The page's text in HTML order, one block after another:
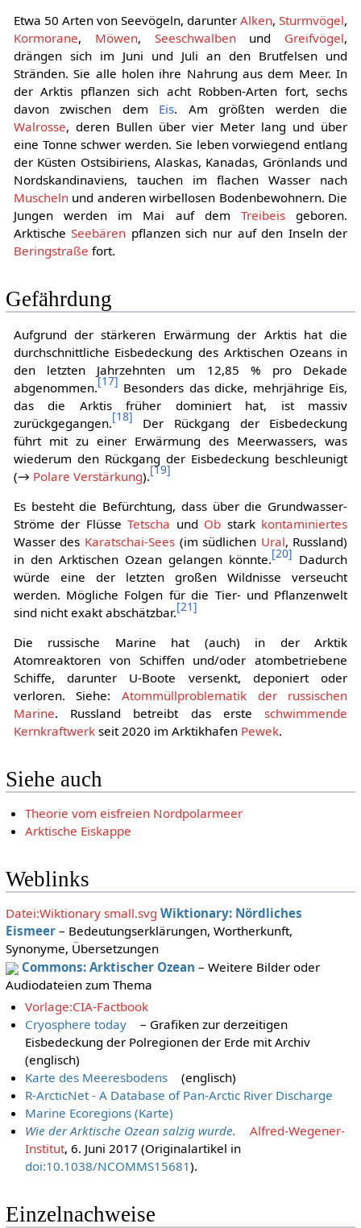
Etwa 50 Arten von Seevögeln, darunterAlken,Sturmvögel,
Kormorane, Möwen, Seeschwalbenund Greifvögel,
drängen sich im Juni und Juli an den Brutfelsen und
Stränden. Sie alle holen ihre Nahrung aus dem Meer. In
der Arktis pflanzen sich acht Robben-Arten fort, sechs
davon zwischen dem Eis. Am größten werden die
Walrosse, deren Bullen über vier Meter lang und über
eine Tonne schwer werden. Sie leben vorwiegend entlang
der Küsten Ostsibiriens, Alaskas, Kanadas, Grönlands und
Nordskandinaviens, tauchen im flachen Wasser nach
Muschelnund anderen wirbellosen Bodenbewohnern. Die
Jungen werden im Mai auf dem Treibeisgeboren.
ArktischeSeebären pflanzen sich nur auf den Inseln der
Beringstraße fort.
Gefährdung
Aufgrund der stärkeren Erwärmung der Arktis hat die
durchschnittliche Eisbedeckung des Arktischen Ozeans in
den letzten Jahrzehnten um 12,85 % pro Dekade
abgenommen.[17] Besonders das dicke, mehrjährige Eis,
das die Arktis früher dominiert hat, ist massiv
zurückgegangen.[18] Der Rückgang der Eisbedeckung
führt mit zu einer Erwärmung des Meerwassers, was
wiederum den Rückgang der Eisbedeckung beschleunigt
(→ Polare Verstärkung).[19]
Es besteht die Befürchtung, dass über die Grundwasser-
Ströme der FlüsseTetscha und Ob stark kontaminiertes
Wasser des Karatschai-Sees(im südlichen Ural, Russland)
in den Arktischen Ozean gelangen könnte.[20] Dadurch
würde eine der letzten großen Wildnisse verseucht
werden. Mögliche Folgen für die Tier- und Pflanzenwelt
sind nicht exakt abschätzbar.[21]
Die russische Marine hat (auch) in der Arktik
Atomreaktoren von Schiffen und/oder atombetriebene
Schiffe, darunter U-Boote versenkt, deponiert oder
verloren. Siehe: Atommüllproblematik der russischen
Marine. Russland betreibt das ersteschwimmende
Kernkraftwerkseit 2020 im Arktikhafen Pewek.
Siehe auch
Theorie vom eisfreien Nordpolarmeer
Arktische Eiskappe
Weblinks
Datei:Wiktionary small.svg Wiktionary: Nördliches
Eismeer– Bedeutungserklärungen, Wortherkunft,
Synonyme, Übersetzungen
Commons: Arktischer Ozean – Weitere Bilder oder
Audiodateien zum Thema
Vorlage:CIA-Factbook
Cryosphere today
– Grafiken zur derzeitigen
Eisbedeckung der Polregionen der Erde mit Archiv
(englisch)
Karte des Meeresbodens
(englisch)
R-ArcticNet - A Database of Pan-Arctic River Discharge
Marine Ecoregions (Karte)
Wie der Arktische Ozean salzig wurde.
Alfred-Wegener-
Institut, 6. Juni 2017 (Originalartikel in
doi:10.1038/NCOMMS15681).
Einzelnachweise